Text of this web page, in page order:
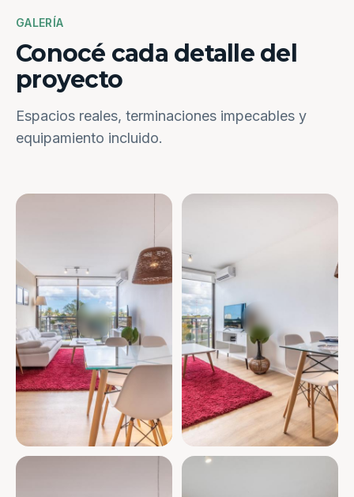
GALERÍA
Conocé cada detalle del
proyecto
Espacios reales, terminaciones impecables y
equipamiento incluido.